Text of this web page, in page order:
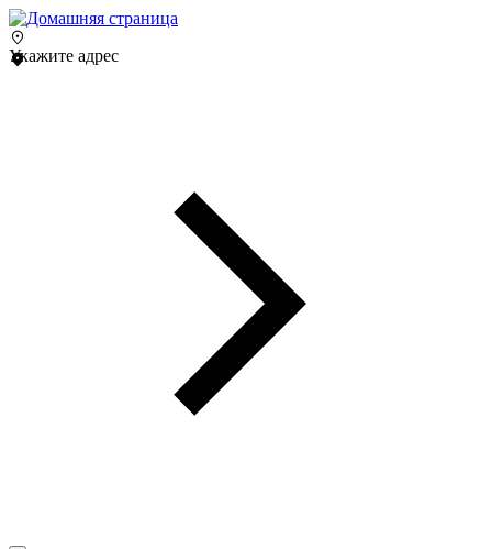
Укажите адрес